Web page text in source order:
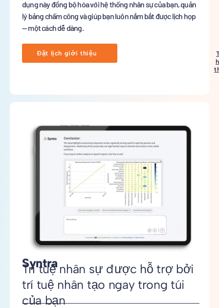
dụng này đồng bộ hóa với hệ thống nhân sự của bạn, quản
lý bảng chấm công và giúp bạn luôn nắm bắt được lịch họp
— một cách dễ dàng.
Đặt lịch giới thiệu
Syntra
Trí tuệ nhân sự được hỗ trợ bởi
trí tuệ nhân tạo ngay trong túi
của bạn